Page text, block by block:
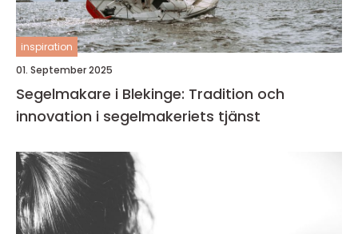
inspiration
01. September 2025
Segelmakare i Blekinge: Tradition och
innovation i segelmakeriets tjänst